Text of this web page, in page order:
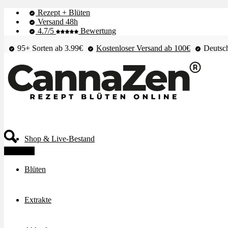
Rezept + Blüten
Versand 48h
4.7/5
Bewertung
95+ Sorten ab 3.99€
Kostenloser Versand ab 100€
Shop & Live-Bestand
Blüten
Extrakte